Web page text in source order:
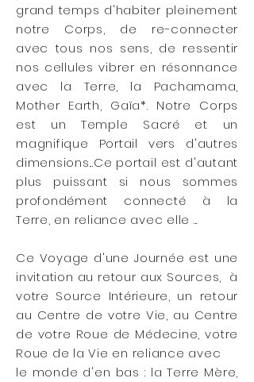
grand temps d'habiter pleinement
notre Corps, de re-connecter
avec tous nos sens, de ressentir
nos cellules vibrer en résonnance
avec la Terre, la Pachamama,
Mother Earth, Gaïa*. Notre Corps
est un Temple Sacré et un
magnifique Portail vers d'autres
dimensions...Ce portail est d'autant
plus puissant si nous sommes
profondément connecté à la
Terre, en reliance avec elle ...
Ce Voyage d'une Journée est une
invitation au retour aux Sources, à
votre Source Intérieure, un retour
au Centre de votre Vie, au Centre
de votre Roue de Médecine, votre
Roue de la Vie en reliance avec
le monde d'en bas : la Terre Mère,